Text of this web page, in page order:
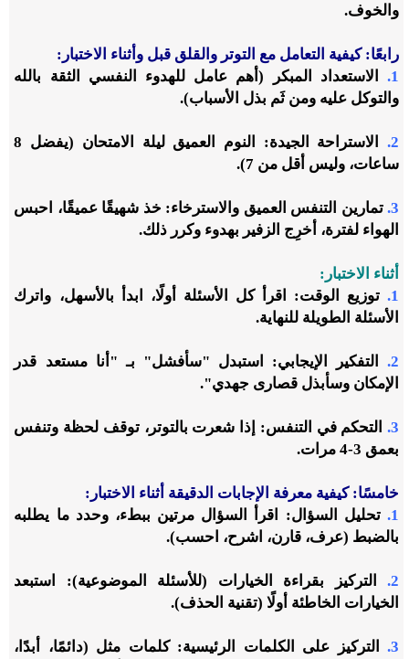
والخوف.
رابعًا: كيفية التعامل مع التوتر والقلق قبل وأثناء الاختبار:
1.
الاستعداد المبكر (أهم عامل للهدوء النفسي الثقة بالله
والتوكل عليه ومن ثَم بذل الأسباب).
2.
الاستراحة الجيدة: النوم العميق ليلة الامتحان (يفضل 8
ساعات، وليس أقل من 7).
3. تمارين التنفس العميق والاسترخاء: خذ شهيقًا عميقًا، احبس
الهواء لفترة، أخرِج الزفير بهدوء وكرر ذلك.
أثناء الاختبار:
1.
توزيع الوقت: اقرأ كل الأسئلة أولًا، ابدأ بالأسهل، واترك
الأسئلة الطويلة للنهاية.
2.
التفكير الإيجابي: استبدل "سأفشل" بـ "أنا مستعد قدر
الإمكان وسأبذل قصارى جهدي".
3.
التحكم في التنفس: إذا شعرت بالتوتر، توقف لحظة وتنفس
بعمق 3-4 مرات.
خامسًا: كيفية معرفة الإجابات الدقيقة أثناء الاختبار:
1.
تحليل السؤال: اقرأ السؤال مرتين ببطء، وحدد ما يطلبه
بالضبط (عرف، قارن، اشرح، احسب).
2.
التركيز بقراءة الخيارات (للأسئلة الموضوعية): استبعد
الخيارات الخاطئة أولًا (تقنية الحذف).
3.
التركيز على الكلمات الرئيسية: كلمات مثل (دائمًا، أبدًا،